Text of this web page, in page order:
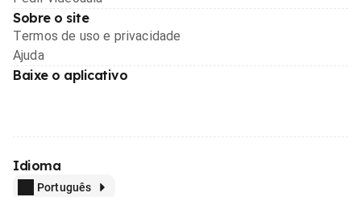
Sobre o site
Termos de uso e privacidade
Ajuda
Baixe o aplicativo
Idioma
Português